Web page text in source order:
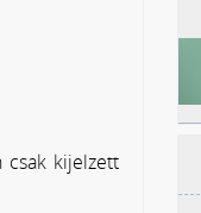
csak kijelzett